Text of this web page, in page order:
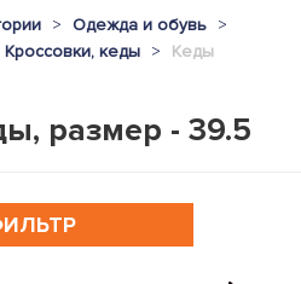
Одежда и обувь
Кроссовки, кеды Кеды
размер - 39.5